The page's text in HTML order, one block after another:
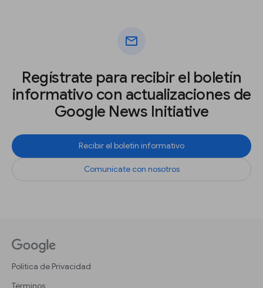
mail
Regístrate para recibir el boletín
informativo con actualizaciones de
Google News Initiative
Recibir el boletín informativo
Comunícate con nosotros
Política de Privacidad
Términos